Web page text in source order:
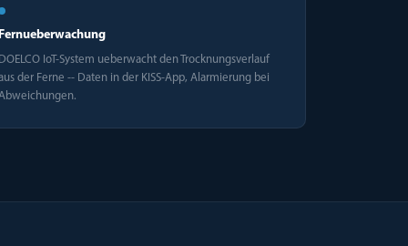
IoT-System ueberwacht den Trocknungsverlauf
der Ferne -- Daten in der KISS-App, Alarmierung bei